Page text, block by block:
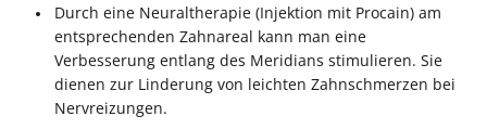
Durch eine Neuraltherapie (Injektion mit Procain) am
entsprechenden Zahnareal kann man eine
Verbesserung entlang des Meridians stimulieren. Sie
dienen zur Linderung von leichten Zahnschmerzen bei
Nervreizungen.